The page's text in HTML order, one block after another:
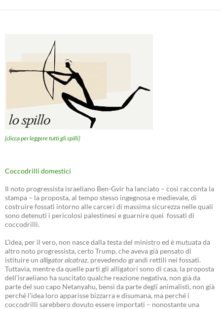
[clicca per leggere tutti gli spilli]
Coccodrilli domestici
Il noto progressista israeliano Ben-Gvir ha lanciato – così racconta la
stampa – la proposta, al tempo stesso ingegnosa e medievale, di
costruire fossati intorno alle carceri di massima sicurezza nelle quali
sono detenuti i pericolosi palestinesi e guarnire quei fossati di
coccodrilli.
L’idea, per il vero, non nasce dalla testa del ministro ed è mutuata da
altro noto progressista, certo Trump, che aveva già pensato di
istituire un alligator alcatraz, prevedendo grandi rettili nei fossati.
Tuttavia, mentre da quelle parti gli alligatori sono di casa, la proposta
dell’israeliano ha suscitato qualche reazione negativa, non già da
parte del suo capo Netanyahu, bensì da parte degli animalisti, non già
perché l’idea loro apparisse bizzarra e disumana, ma perché i
coccodrilli sarebbero dovuto essere importati – nonostante una